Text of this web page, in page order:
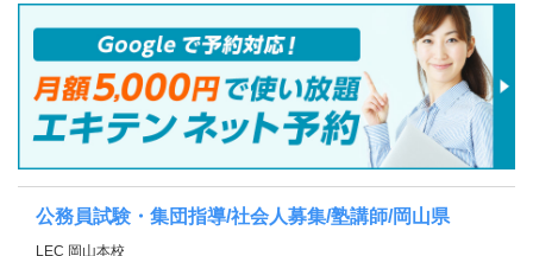
公務員試験・集団指導/社会人募集/塾講師/岡山県
LEC 岡山本校